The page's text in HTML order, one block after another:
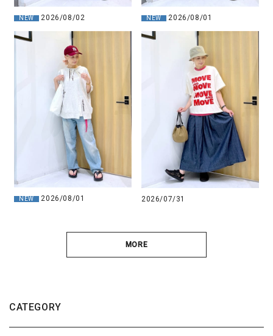
NEW 2026/08/02 NEW 2026/08/01
NEW 2026/08/01 2026/07/31
MORE
CATEGORY